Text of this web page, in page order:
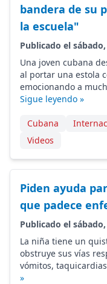
bandera de su
la escuela"
Publicado el
Una joven cubana
al portar una estola
emocionando a
Sigue leyendo »
Cubana
Videos
Piden ayuda
que padece
Publicado el
La niña tiene un
obstruye sus vías
vómitos,
»